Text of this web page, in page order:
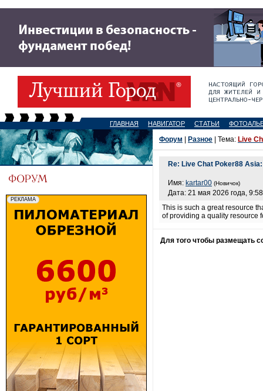
ГЛАВНАЯ НАВИГАТОР СТАТЬИ
Форум Разное | Тема: Live
Re: Live Chat Poker88
Имя: kartar00 (Новичок)
Дата: 21 мая 2026 года, 9:58
This is such a great resource
of providing a quality resource
Для того чтобы размещать